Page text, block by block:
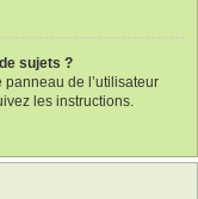
sujets ?
de l’utilisateur
les instructions.